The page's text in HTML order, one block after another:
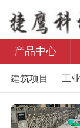
产品中心
建筑项目 工